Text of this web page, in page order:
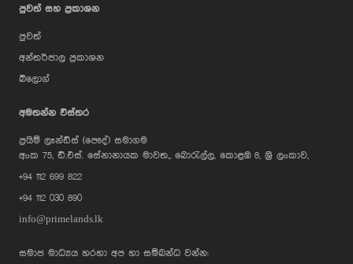
පුවත් සහ ප්‍රකාශන
පුවත්
අන්තර්ජාල ප්‍රකාශන
බ්ලොග්
අමතන්න විස්තර
ප්‍රයිම් ලෑන්ඩ්ස් (පෞද්) සමාගම
අංක 75, ඩී.එස්. සේනානායක මාවත,, බොරැල්ල, කොළඹ 8, ශ්‍රී ලංකාව,
+94 112 699 822
+94 112 030 890
info@primelands.lk
සමාජ මාධ්‍යය හරහා අප හා සම්බන්ධ වන්න:
Hi, I'm Prime Bee, Your AI